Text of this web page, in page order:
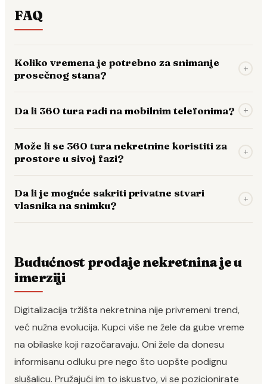
FAQ
Koliko vremena je potrebno za snimanje
prosečnog stana?
+
Da li 360 tura radi na mobilnim telefonima? +
Može li se 360 tura nekretnine koristiti za
prostore u sivoj fazi?
+
Da li je moguće sakriti privatne stvari
vlasnika na snimku?
+
Budućnost prodaje nekretnina je u
imerziji
Digitalizacija tržišta nekretnina nije privremeni trend,
već nužna evolucija. Kupci više ne žele da gube vreme
na obilaske koji razočaravaju. Oni žele da donesu
informisanu odluku pre nego što uopšte podignu
slušalicu. Pružajući im to iskustvo, vi se pozicionirate